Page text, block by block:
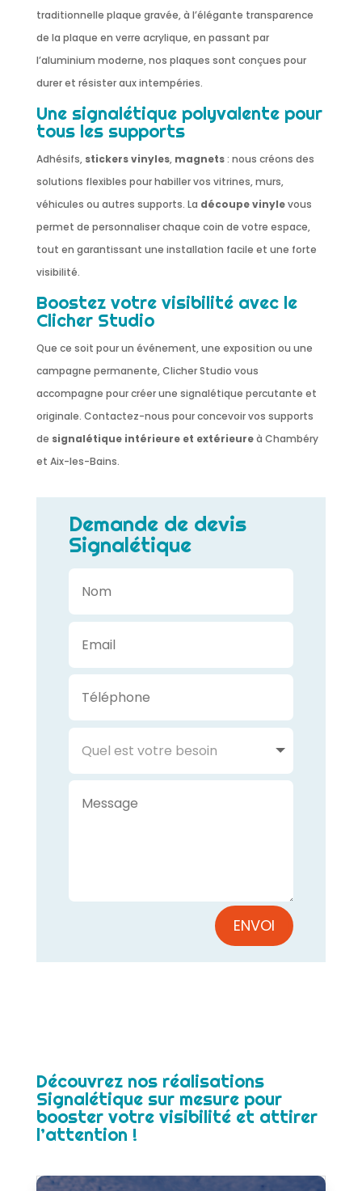
traditionnelle plaque gravée, à l’élégante transparence
de la plaque en verre acrylique, en passant par
l’aluminium moderne, nos plaques sont conçues pour
durer et résister aux intempéries.
Une signalétique polyvalente pour
tous les supports
Adhésifs, stickers vinyles, magnets: nous créons des
solutions flexibles pour habiller vos vitrines, murs,
véhicules ou autres supports. La découpe vinylevous
permet de personnaliser chaque coin de votre espace,
tout en garantissant une installation facile et une forte
visibilité.
Boostez votre visibilité avec le
Clicher Studio
Que ce soit pour un événement, une exposition ou une
campagne permanente, Clicher Studio vous
accompagne pour créer une signalétique percutante et
originale. Contactez-nous pour concevoir vos supports
de signalétique intérieure et extérieureà Chambéry
et Aix-les-Bains.
Demande de devis
Signalétique
ENVOI
Découvrez nos réalisations
Signalétique sur mesure pour
booster votre visibilité et attirer
l’attention !